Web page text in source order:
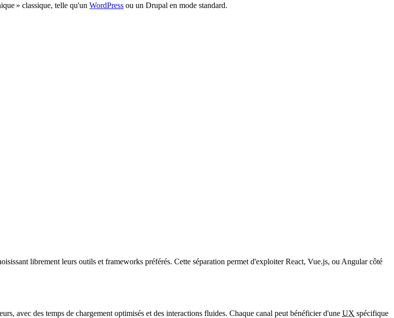
» classique, telle qu'un WordPress ou un Drupal en mode standard.
librement leurs outils et frameworks préférés. Cette séparation permet d'exploiter React, Vue.js, ou Angular côté
avec des temps de chargement optimisés et des interactions fluides. Chaque canal peut bénéficier d'une UX spécifique